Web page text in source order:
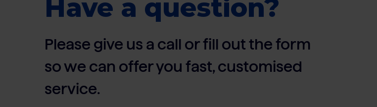
Have a question?
Please give us a call or fill out the form
so we can offer you fast, customised
service.